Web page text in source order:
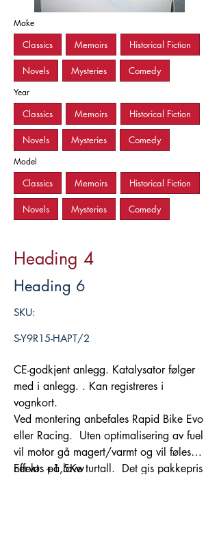
Make
Classics Memoirs Historical Fiction
Novels Mysteries Comedy
Year
Classics Memoirs Historical Fiction
Novels Mysteries Comedy
Model
Classics Memoirs Historical Fiction
Novels Mysteries Comedy
Heading 4
Heading 6
SKU:
S-Y9R15-HAPT/2
CE-godkjent anlegg. Katalysator følger
med i anlegg. . Kan registreres i
vognkort.
Ved montering anbefales Rapid Bike Evo
eller Racing. Uten optimalisering av fuel
vil motor gå magert/varmt og vil føles
nervøs på lave turtall. Det gis pakkepris
Effekt: +1,5Kw